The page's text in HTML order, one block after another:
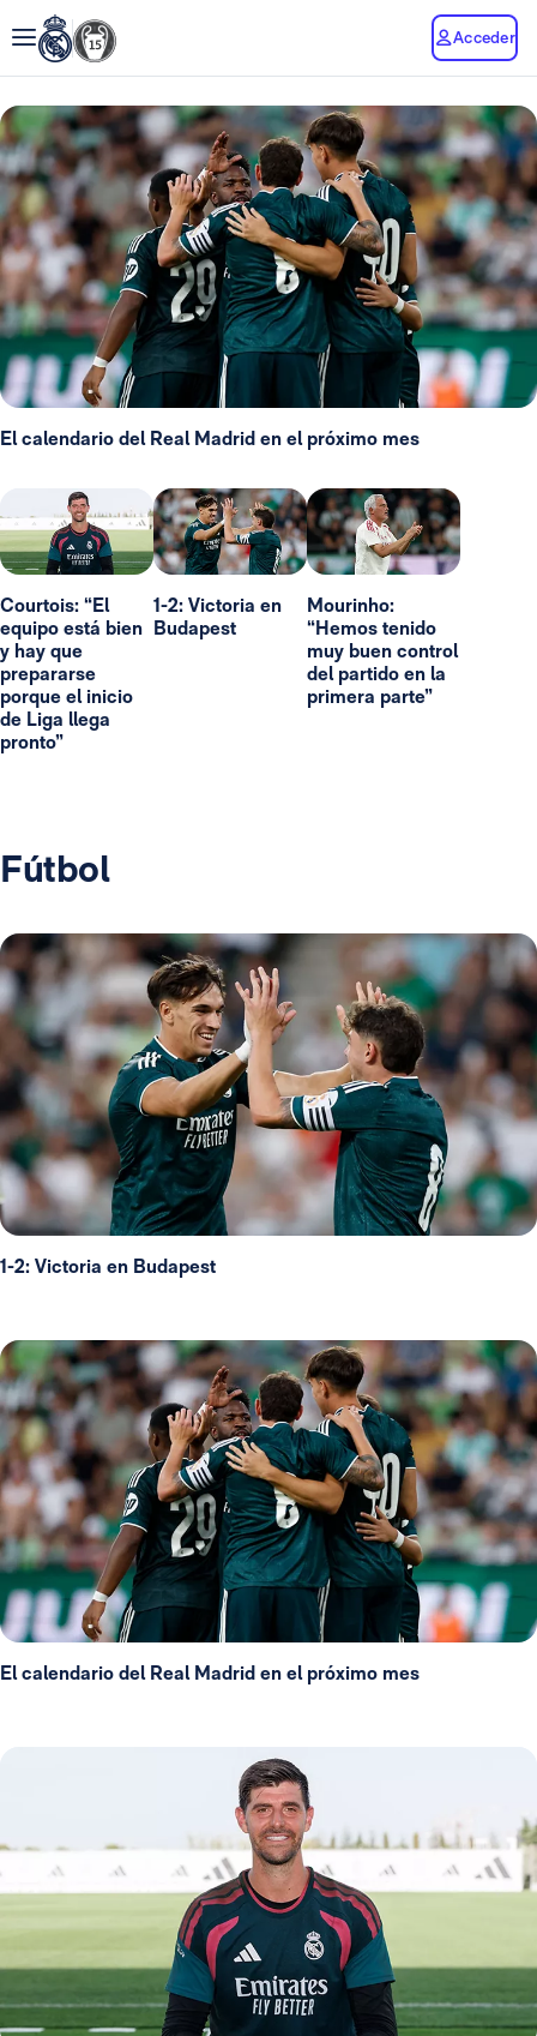
Acceder
El calendario del Real Madrid en el próximo mes
Courtois: “El
equipo está bien
y hay que
prepararse
porque el inicio
de Liga llega
pronto”
1-2: Victoria en
Budapest
Mourinho:
“Hemos tenido
muy buen control
del partido en la
primera parte”
Fútbol
1-2: Victoria en Budapest
El calendario del Real Madrid en el próximo mes